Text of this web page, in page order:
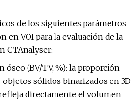
de los siguientes parámetros
en VOI para la evaluación de la
CTAnalyser:
óseo (BV/TV, %): la proporción
objetos sólidos binarizados en 3D
directamente el volumen